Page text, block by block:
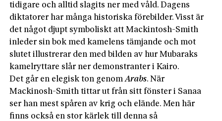
tidigare och alltid slagits ner med våld. Dagens
diktatorer har många historiska förebilder. Visst är
det något djupt symboliskt att Mackintosh-Smith
inleder sin bok med kamelens tämjande och mot
slutet illustrerar den med bilden av hur Mubaraks
kamelryttare slår ner demonstranter i Kairo.
Det går en elegisk ton genomArabs. När
Mackinosh-Smith tittar ut från sitt fönster i Sanaa
ser han mest spåren av krig och elände. Men här
finns också en stor kärlek till denna så